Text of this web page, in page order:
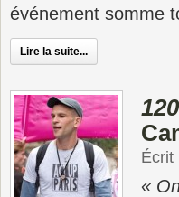
événement somme
Lire la suite...
Écrit
«